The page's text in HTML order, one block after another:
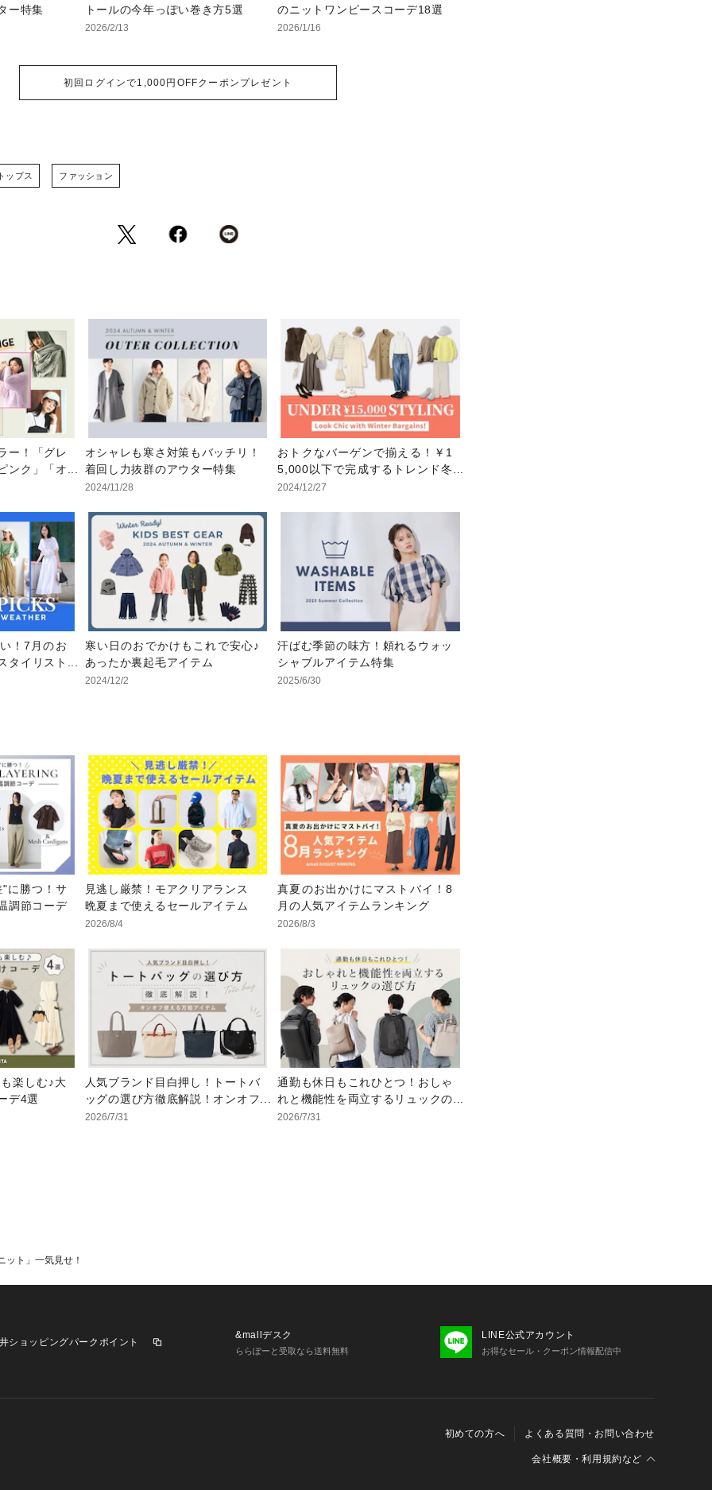
ー特集
トールの今年っぽい巻き方5選
2026/2/13
のニットワンピースコーデ18選
2026/1/16
初回ログインで1,000円OFFクーポンプレゼント
トップス ファッション
ー！「グレ
ンク」「オ
見え
オシャレも寒さ対策もバッチリ！
着回し力抜群のアウター特集
2024/11/28
おトクなバーゲンで揃える！￥1
5,000以下で完成するトレンド冬
コーデ
2024/12/27
！7月のお
タイリスト
寒い日のおでかけもこれで安心♪
あったか裏起毛アイテム
2024/12/2
汗ばむ季節の味方！頼れるウォッ
シャブルアイテム特集
2025/6/30
に勝つ！サ
調節コーデ
見逃し厳禁！モアクリアランス
晩夏まで使えるセールアイテム
2026/8/4
真夏のお出かけにマストバイ！8
月の人気アイテムランキング
2026/8/3
楽しむ♪大
デ4選
人気ブランド目白押し！トートバ
ッグの選び方徹底解説！オンオフ
使える万能アイテム
2026/7/31
通勤も休日もこれひとつ！おしゃ
れと機能性を両立するリュックの
選び方
2026/7/31
ット」一気見せ！
ショッピングパークポイント
&mallデスク
ららぽーと受取なら送料無料
LINE公式アカウント
お得なセール・クーポン情報配信中
初めての方へ よくある質問・お問い合わせ
会社概要・利用規約など